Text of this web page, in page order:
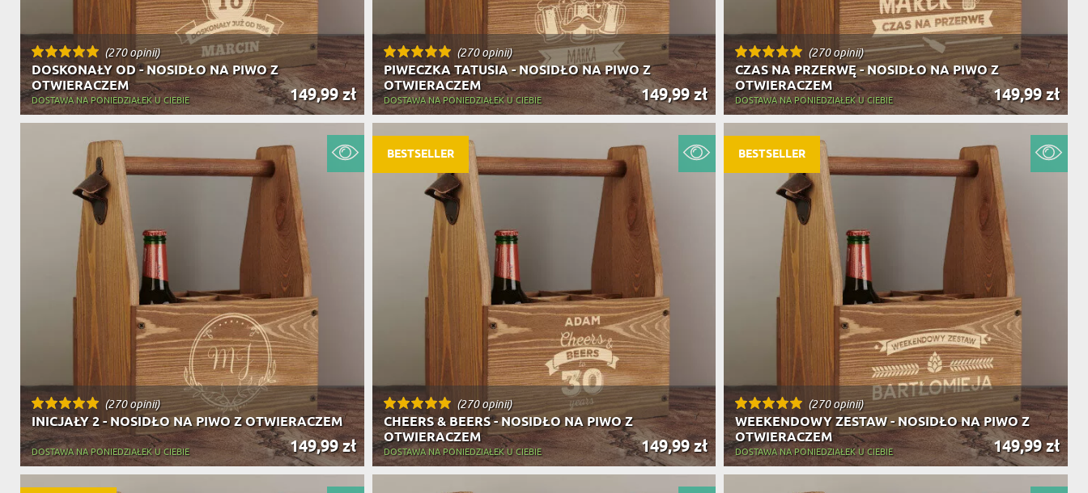
(270 opinii)
DOSKONAŁY OD - NOSIDŁO NA PIWO Z
OTWIERACZEM
149,99 zł
DOSTAWA NA PONIEDZIAŁEK U CIEBIE
(270 opinii)
PIWECZKA TATUSIA - NOSIDŁO NA PIWO Z
OTWIERACZEM
149,99 zł
DOSTAWA NA PONIEDZIAŁEK U CIEBIE
(270 opinii)
CHEERS & BEERS - NOSIDŁO NA PIWO Z
OTWIERACZEM
149,99 zł
DOSTAWA NA PONIEDZIAŁEK U CIEBIE
BESTSELLER
(270 opinii)
CZAS NA PRZERWĘ - NOSIDŁO NA PIWO Z
OTWIERACZEM
149,99 zł
DOSTAWA NA PONIEDZIAŁEK U CIEBIE
(270 opinii)
INICJAŁY 2 - NOSIDŁO NA PIWO Z OTWIERACZEM
149,99 zł
DOSTAWA NA PONIEDZIAŁEK U CIEBIE
(270 opinii)
WEEKENDOWY ZESTAW - NOSIDŁO NA PIWO Z
OTWIERACZEM
149,99 zł
DOSTAWA NA PONIEDZIAŁEK U CIEBIE
BESTSELLER